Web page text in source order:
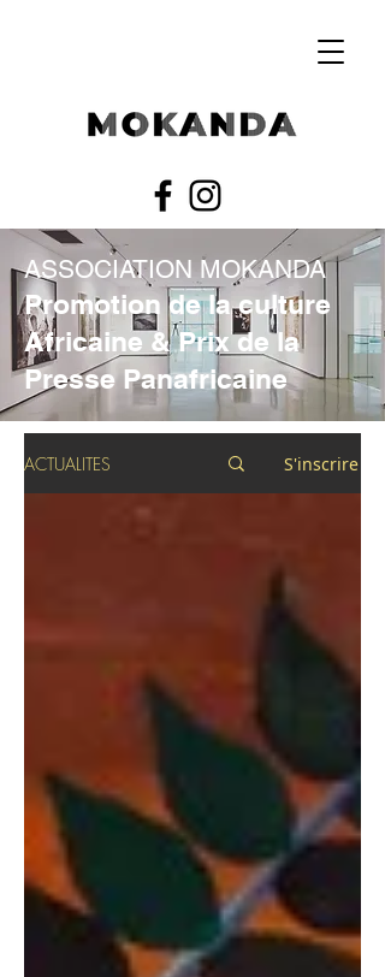
ASSOCIATION MOKANDA
Promotion de la culture
Africaine & Prix de la
Presse Panafricaine
ACTUALITES S'inscrire